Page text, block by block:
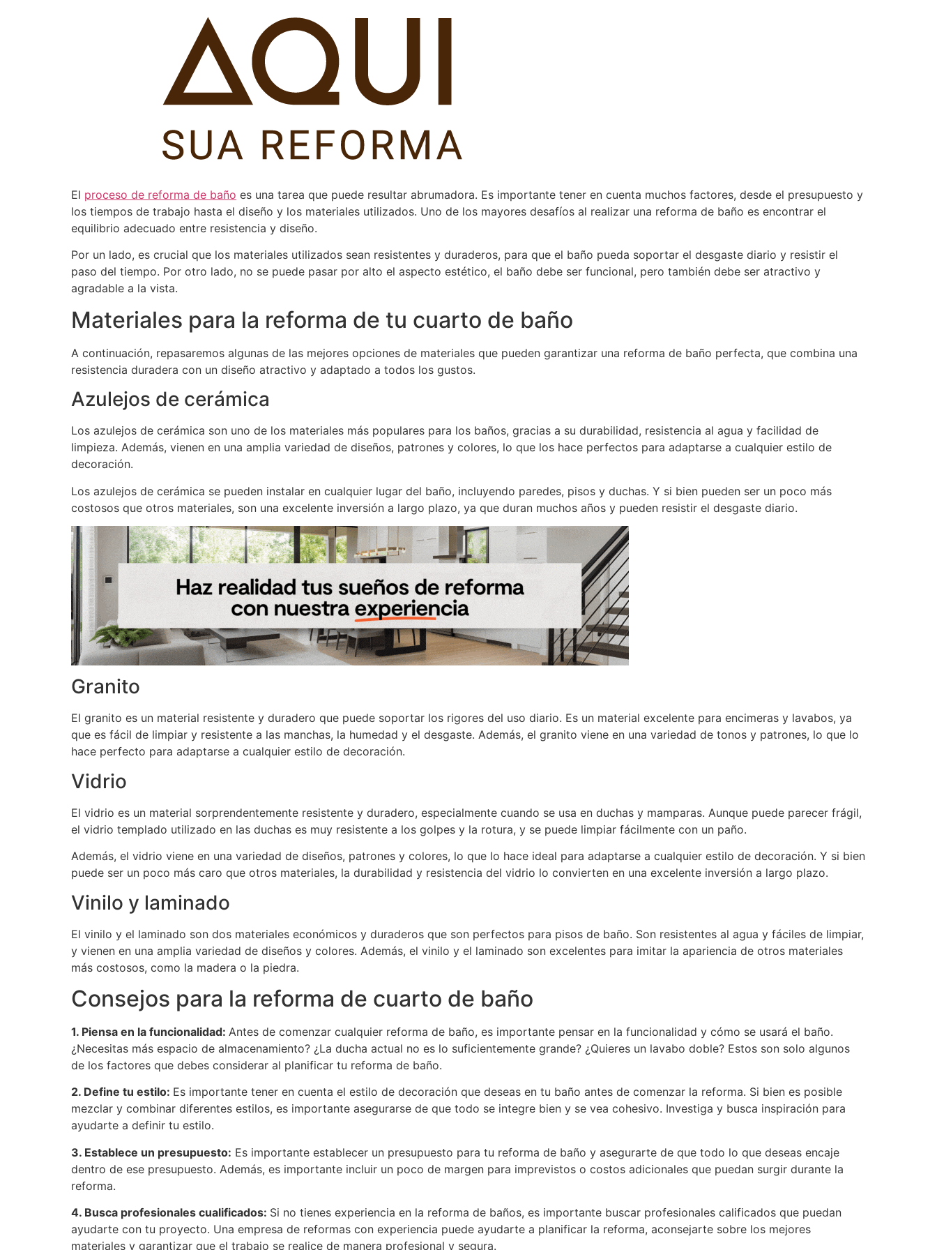
El proceso de reforma de baño es una tarea que puede resultar abrumadora. Es importante tener en cuenta muchos factores, desde el presupuesto y
los tiempos de trabajo hasta el diseño y los materiales utilizados. Uno de los mayores desafíos al realizar una reforma de baño es encontrar el
equilibrio adecuado entre resistencia y diseño.
Por un lado, es crucial que los materiales utilizados sean resistentes y duraderos, para que el baño pueda soportar el desgaste diario y resistir el
paso del tiempo. Por otro lado, no se puede pasar por alto el aspecto estético, el baño debe ser funcional, pero también debe ser atractivo y
agradable a la vista.
Materiales para la reforma de tu cuarto de baño
A continuación, repasaremos algunas de las mejores opciones de materiales que pueden garantizar una reforma de baño perfecta, que combina una
resistencia duradera con un diseño atractivo y adaptado a todos los gustos.
Azulejos de cerámica
Los azulejos de cerámica son uno de los materiales más populares para los baños, gracias a su durabilidad, resistencia al agua y facilidad de
limpieza. Además, vienen en una amplia variedad de diseños, patrones y colores, lo que los hace perfectos para adaptarse a cualquier estilo de
decoración.
Los azulejos de cerámica se pueden instalar en cualquier lugar del baño, incluyendo paredes, pisos y duchas. Y si bien pueden ser un poco más
costosos que otros materiales, son una excelente inversión a largo plazo, ya que duran muchos años y pueden resistir el desgaste diario.
Granito
El granito es un material resistente y duradero que puede soportar los rigores del uso diario. Es un material excelente para encimeras y lavabos, ya
que es fácil de limpiar y resistente a las manchas, la humedad y el desgaste. Además, el granito viene en una variedad de tonos y patrones, lo que lo
hace perfecto para adaptarse a cualquier estilo de decoración.
Vidrio
El vidrio es un material sorprendentemente resistente y duradero, especialmente cuando se usa en duchas y mamparas. Aunque puede parecer frágil,
el vidrio templado utilizado en las duchas es muy resistente a los golpes y la rotura, y se puede limpiar fácilmente con un paño.
Además, el vidrio viene en una variedad de diseños, patrones y colores, lo que lo hace ideal para adaptarse a cualquier estilo de decoración. Y si bien
puede ser un poco más caro que otros materiales, la durabilidad y resistencia del vidrio lo convierten en una excelente inversión a largo plazo.
Vinilo y laminado
El vinilo y el laminado son dos materiales económicos y duraderos que son perfectos para pisos de baño. Son resistentes al agua y fáciles de limpiar,
y vienen en una amplia variedad de diseños y colores. Además, el vinilo y el laminado son excelentes para imitar la apariencia de otros materiales
más costosos, como la madera o la piedra.
Consejos para la reforma de cuarto de baño
1. Piensa en la funcionalidad: Antes de comenzar cualquier reforma de baño, es importante pensar en la funcionalidad y cómo se usará el baño.
¿Necesitas más espacio de almacenamiento? ¿La ducha actual no es lo suficientemente grande? ¿Quieres un lavabo doble? Estos son solo algunos
de los factores que debes considerar al planificar tu reforma de baño.
2. Define tu estilo: Es importante tener en cuenta el estilo de decoración que deseas en tu baño antes de comenzar la reforma. Si bien es posible
mezclar y combinar diferentes estilos, es importante asegurarse de que todo se integre bien y se vea cohesivo. Investiga y busca inspiración para
ayudarte a definir tu estilo.
3. Establece un presupuesto: Es importante establecer un presupuesto para tu reforma de baño y asegurarte de que todo lo que deseas encaje
dentro de ese presupuesto. Además, es importante incluir un poco de margen para imprevistos o costos adicionales que puedan surgir durante la
reforma.
4. Busca profesionales cualificados: Si no tienes experiencia en la reforma de baños, es importante buscar profesionales calificados que puedan
ayudarte con tu proyecto. Una empresa de reformas con experiencia puede ayudarte a planificar la reforma, aconsejarte sobre los mejores
materiales y garantizar que el trabajo se realice de manera profesional y segura.